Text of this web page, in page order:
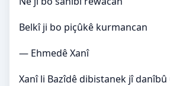
Belkî ji bo piçûkê kurmancan
— Ehmedê Xanî
Xanî li Bazîdê dibistanek jî